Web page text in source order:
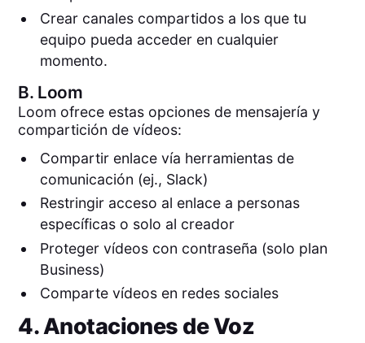
Crear canales compartidos a los que tu
equipo pueda acceder en cualquier
momento.
B. Loom
Loom ofrece estas opciones de mensajería y
compartición de vídeos:
Compartir enlace vía herramientas de
comunicación (ej., Slack)
Restringir acceso al enlace a personas
específicas o solo al creador
Proteger vídeos con contraseña (solo plan
Business)
Comparte vídeos en redes sociales
4. Anotaciones de Voz